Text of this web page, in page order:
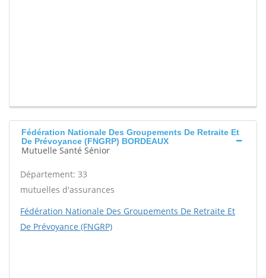
Fédération Nationale Des Groupements De Retraite Et
De Prévoyance (FNGRP) BORDEAUX
Mutuelle Santé Sénior
Département: 33
mutuelles d'assurances
Fédération Nationale Des Groupements De Retraite Et
De Prévoyance (FNGRP)